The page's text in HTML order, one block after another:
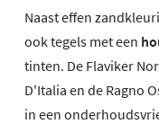
Naast effen
ook tegels met een
tinten. De Flaviker
D'Italia en de Ragno
in een